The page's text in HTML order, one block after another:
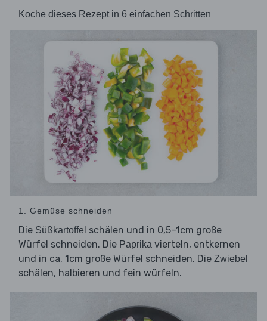
Koche dieses Rezept in 6 einfachen Schritten
1. Gemüse schneiden
Die Süßkartoffel schälen und in 0,5–1cm große
Würfel schneiden. Die Paprika vierteln, entkernen
und in ca. 1cm große Würfel schneiden. Die Zwiebel
schälen, halbieren und fein würfeln.